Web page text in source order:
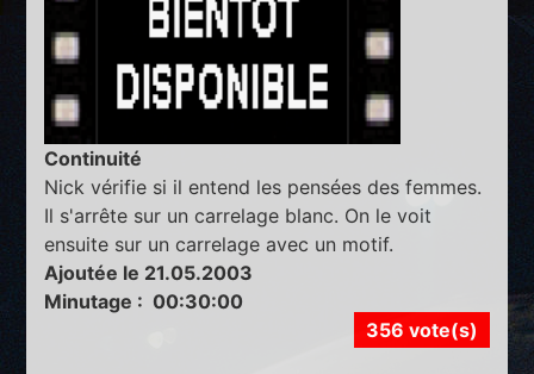
Continuité
Nick vérifie si il entend les pensées des femmes.
Il s'arrête sur un carrelage blanc. On le voit
ensuite sur un carrelage avec un motif.
Ajoutée le 21.05.2003
Minutage : 00:30:00
356 vote(s)